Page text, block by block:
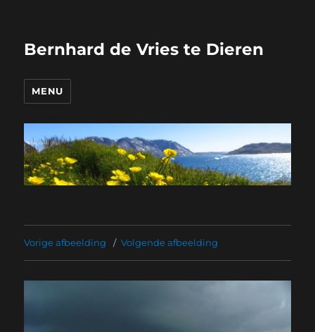
Bernhard de Vries te Dieren
MENU
Vorige afbeelding Volgende afbeelding